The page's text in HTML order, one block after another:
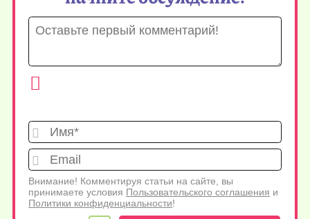
Имя*
Внимание! Комментируя статьи на сайте, вы
принимаете условия Пользовательского соглашения и
Политики конфиденциальности!